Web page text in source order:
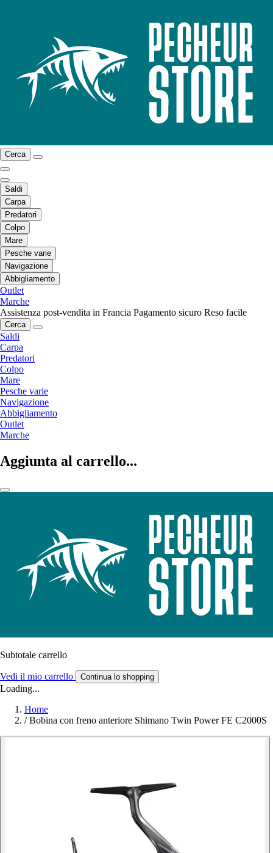
Cerca
Saldi
Carpa
Predatori
Colpo
Mare
Pesche varie
Navigazione
Abbigliamento
Outlet
Marche
Assistenza post-vendita in Francia Pagamento sicuro Reso facile
Cerca
Saldi
Carpa
Predatori
Colpo
Mare
Pesche varie
Navigazione
Abbigliamento
Outlet
Marche
Aggiunta al carrello...
Subtotale carrello
Vedi il mio carrello Continua lo shopping
Loading...
Home
/ Bobina con freno anteriore Shimano Twin Power FE C2000S